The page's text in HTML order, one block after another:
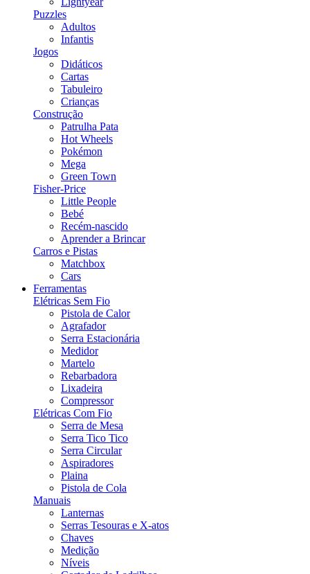
Puzzles
Adultos
Infantis
Jogos
Didáticos
Cartas
Tabuleiro
Crianças
Construção
Patrulha Pata
Hot Wheels
Pokémon
Mega
Green Town
Fisher-Price
Little People
Bebé
Recém-nascido
Aprender a Brincar
Carros e Pistas
Matchbox
Cars
Ferramentas
Elétricas Sem Fio
Pistola de Calor
Agrafador
Serra Estacionária
Medidor
Martelo
Rebarbadora
Lixadeira
Compressor
Elétricas Com Fio
Serra de Mesa
Serra Tico Tico
Serra Circular
Aspiradores
Plaina
Pistola de Cola
Manuais
Lanternas
Serras Tesouras e X-atos
Chaves
Medição
Níveis